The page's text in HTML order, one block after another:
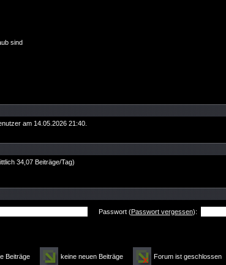
sind
am 14.05.2026 21:40.
34,07 Beiträge/Tag)
Passwort (Passwort vergessen):
Beiträge keine neuen Beiträge Forum ist geschlossen